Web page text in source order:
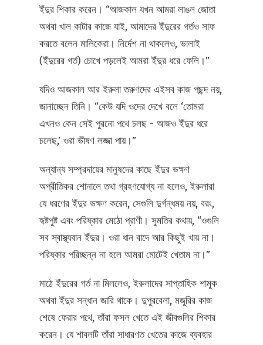
ইঁদুর শিকার করেন। “আজকাল যখন আমরা লাঙল জোতা
অথবা খাল কাটার কাজে যাই, আমাদের ইঁদুরের গর্তও সাফ
করতে বলেন মালিকেরা। নির্দেশ না থাকলেও, ভালাই
(ইঁদুরের গর্ত) চোখে পড়লেই আমরা ইঁদুর ধরে ফেলি।”
যদিও আজকাল আর ইরুলা তরুণদের এইসব কাজ পছন্দ নয়,
জানাচ্ছেন তিনি। “কেউ যদি ওদের দেখে বলে ‘তোমরা
এখনও কেন সেই পুরনো পথে চলছ - আজও ইঁদুর ধরে
চলেছ,’ ওরা ভীষণ লজ্জা পায়।”
অন্যান্য সম্প্রদায়ের মানুষদের কাছে ইঁদুর ভক্ষণ
অপ্রীতিকর শোনালে তথা গ্রহণযোগ্য না হলেও, ইরুলারা
যে ধরণের ইঁদুর ভক্ষণ করেন, সেগুলি দুর্গন্ধময় নয়, বরং,
হৃষ্টপুষ্ট এবং পরিষ্কার মেঠো প্রাণী। সুমতির কথায়, “ওগুলি
সব স্বাস্থ্যবান ইঁদুর। ওরা ধান বাদে আর কিছুই খায় না।
পরিষ্কার পরিচ্ছন্ন না হলে আমরা মোটেই খেতাম না।”
মাঠে ইঁদুরের গর্ত না মিললেও, ইরুলাদের সাপ্তাহিক শামুক
অথবা ইঁদুর সন্ধান জারি থাকে। দুপুরবেলা, মজুরির কাজ
শেষে ফেরার পথে, তাঁরা ফসল খেতে এই জীবগুলির শিকার
করেন। যে শাবলটি তাঁরা সাধারণত খেতের কাজে ব্যবহার